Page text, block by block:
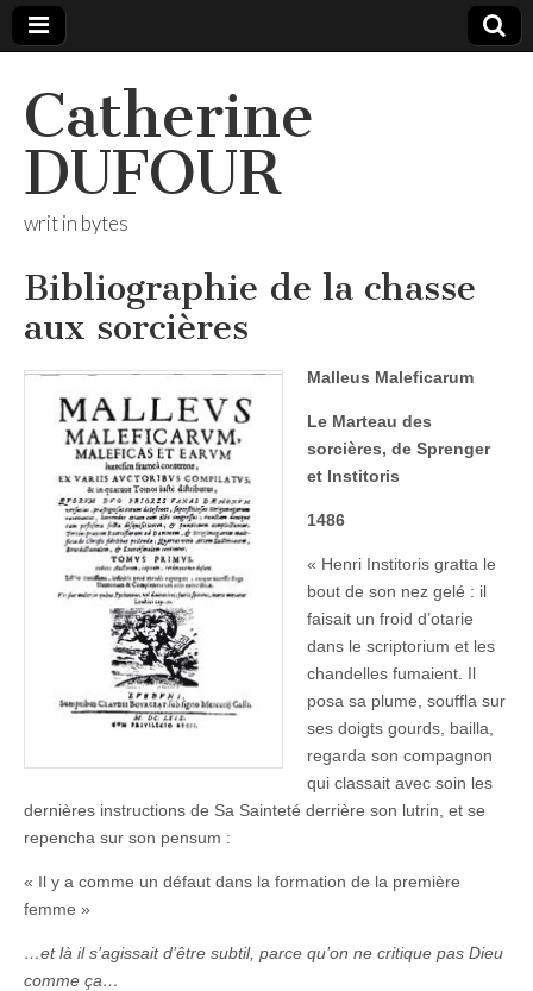
Catherine
DUFOUR
writ in bytes
Bibliographie de la chasse
aux sorcières
Malleus Maleficarum
Le Marteau des
sorcières, de Sprenger
et Institoris
1486
« Henri Institoris gratta le
bout de son nez gelé : il
faisait un froid d’otarie
dans le scriptorium et les
chandelles fumaient. Il
posa sa plume, souffla sur
ses doigts gourds, bailla,
regarda son compagnon
qui classait avec soin les
dernières instructions de Sa Sainteté derrière son lutrin, et se
repencha sur son pensum :
« Il y a comme un défaut dans la formation de la première
femme »
…et là il s’agissait d’être subtil, parce qu’on ne critique pas Dieu
comme ça…